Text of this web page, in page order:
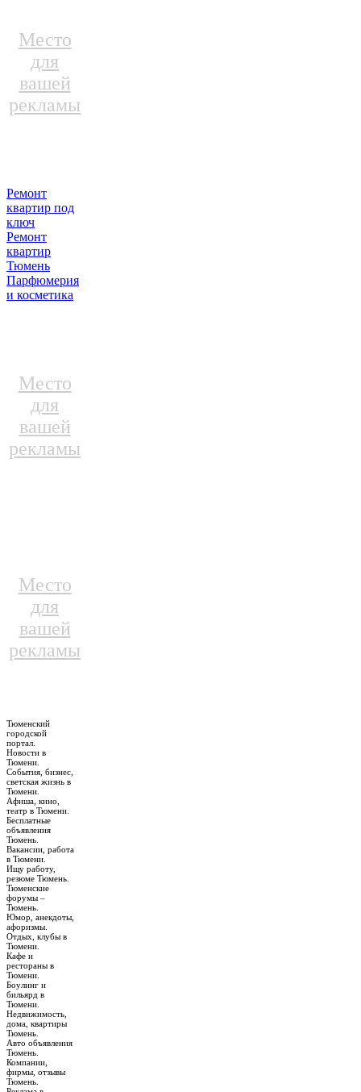
Место
для
вашей
рекламы
Ремонт
квартир под
ключ
Ремонт
квартир
Тюмень
Парфюмерия
и косметика
Место
для
вашей
рекламы
Место
для
вашей
рекламы
Тюменский
городской
портал.
Новости в
Тюмени.
События, бизнес,
светская жизнь в
Тюмени.
Афиша, кино,
театр в Тюмени.
Бесплатные
объявления
Тюмень.
Вакансии, работа
в Тюмени.
Ищу работу,
резюме Тюмень.
Тюменские
форумы –
Тюмень.
Юмор, анекдоты,
афоризмы.
Отдых, клубы в
Тюмени.
Кафе и
рестораны в
Тюмени.
Боулинг и
бильярд в
Тюмени.
Недвижимость,
дома, квартиры
Тюмень.
Авто объявления
Тюмень.
Компании,
фирмы, отзывы
Тюмень.